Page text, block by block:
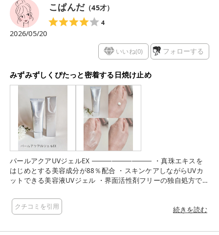
こぱんだ（45才）
4
2026/05/20
いいね(0) フォローする
みずみずしくぴたっと密着する日焼け止め
パールアクアUVジェルEX ──────────── ・真珠エキスを
はじめとする美容成分が88％配合 ・スキンケアしながらUVカ
ットできる美容液UVジェル ・界面活性剤フリーの独自処方で白
着性がアップし、しっとりするようなつけ心地 ・日焼け止め、
美容液、化粧下地のトリプル機能で日差しから肌をブロックし
めは毎日使うので軽いつけ心地は 嬉しい👍 うすくぴたっと密着
クチコミを引用 続きを読む